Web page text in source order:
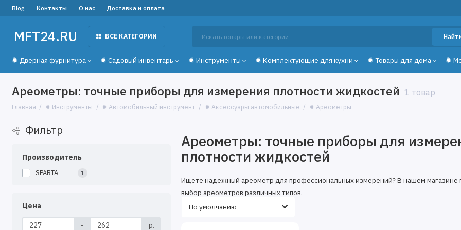
Blog Контакты О нас Доставка и оплата
MFT24.RU ВСЕ КАТЕГОРИИ
✹ Дверная фурнитура ✹ Садовый инвентарь ✹ Инструменты ✹ Комплектующие для кухни ✹ Товары для дома ✹
Ареометры: точные приборы для измерения плотности жидкостей 1 товар
Главная ✹ Инструменты ✹ Автомобильный инструмент ✹ Аксессуары автомобильные ✹ Ареометры
Фильтр
Производитель
SPARTA 1
Цена
- р.
Ареометры: точные приборы для
плотности жидкостей
Ищете надежный ареометр для профессиональных измерений? В нашем магазине
выбор ареометров различных типов.
Типы ареометров